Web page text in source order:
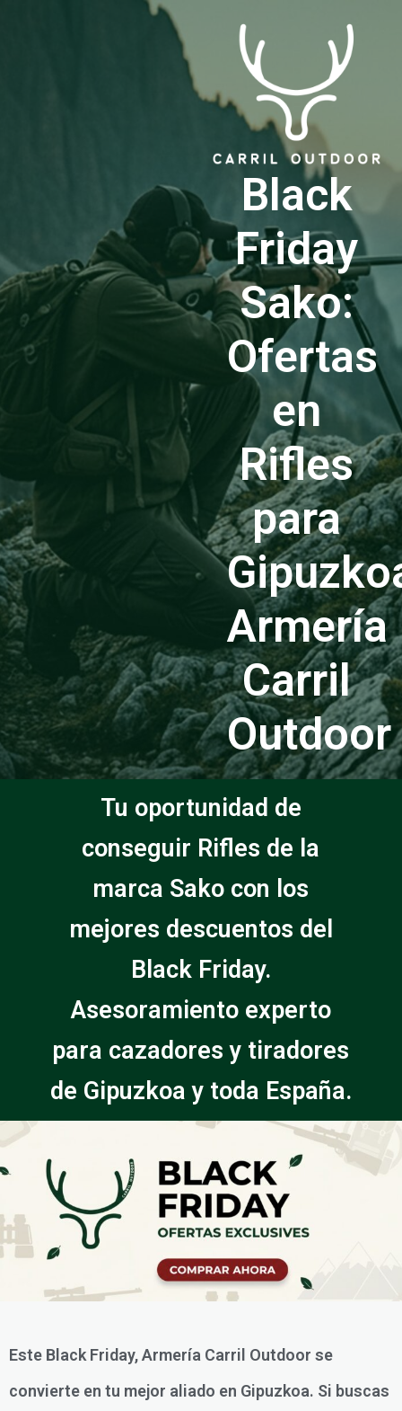
Black
Friday
Sako:
Ofertas
en
Rifles
para
Armería
Carril
Outdoor
Tu oportunidad de
conseguir Rifles de la
marca Sako con los
mejores descuentos del
Black Friday.
Asesoramiento experto
para cazadores y tiradores
de Gipuzkoa y toda España.
Este Black Friday, Armería Carril Outdoor se
convierte en tu mejor aliado en Gipuzkoa. Si buscas